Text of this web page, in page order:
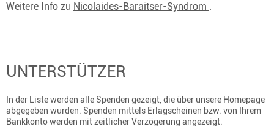
Weitere Info zu Nicolaides-Baraitser-Syndrom .
UNTERSTÜTZER
In der Liste werden alle Spenden gezeigt, die über unsere Homepage
abgegeben wurden. Spenden mittels Erlagscheinen bzw. von Ihrem
Bankkonto werden mit zeitlicher Verzögerung angezeigt.